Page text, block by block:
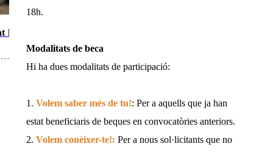
la
18h.
Modalitats de beca
Hi ha dues modalitats de participació:
1. Volem saber més de tu!: Per a aquells que ja han
estat beneficiaris de beques en convocatòries anteriors.
2.Volem conèixer-te!: Per a nous sol·licitants que no